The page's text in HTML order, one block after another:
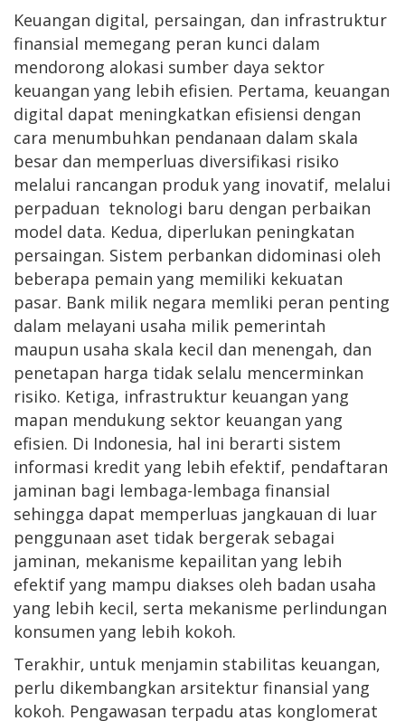
Keuangan digital, persaingan, dan infrastruktur
finansial memegang peran kunci dalam
mendorong alokasi sumber daya sektor
keuangan yang lebih efisien. Pertama, keuangan
digital dapat meningkatkan efisiensi dengan
cara menumbuhkan pendanaan dalam skala
besar dan memperluas diversifikasi risiko
melalui rancangan produk yang inovatif, melalui
perpaduan teknologi baru dengan perbaikan
model data. Kedua, diperlukan peningkatan
persaingan. Sistem perbankan didominasi oleh
beberapa pemain yang memiliki kekuatan
pasar. Bank milik negara memliki peran penting
dalam melayani usaha milik pemerintah
maupun usaha skala kecil dan menengah, dan
penetapan harga tidak selalu mencerminkan
risiko. Ketiga, infrastruktur keuangan yang
mapan mendukung sektor keuangan yang
efisien. Di Indonesia, hal ini berarti sistem
informasi kredit yang lebih efektif, pendaftaran
jaminan bagi lembaga-lembaga finansial
sehingga dapat memperluas jangkauan di luar
penggunaan aset tidak bergerak sebagai
jaminan, mekanisme kepailitan yang lebih
efektif yang mampu diakses oleh badan usaha
yang lebih kecil, serta mekanisme perlindungan
konsumen yang lebih kokoh.
Terakhir, untuk menjamin stabilitas keuangan,
perlu dikembangkan arsitektur finansial yang
kokoh. Pengawasan terpadu atas konglomerat